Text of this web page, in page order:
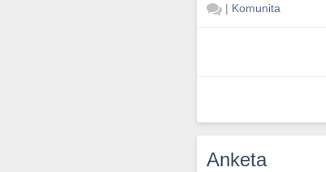
| Komunita
Anketa